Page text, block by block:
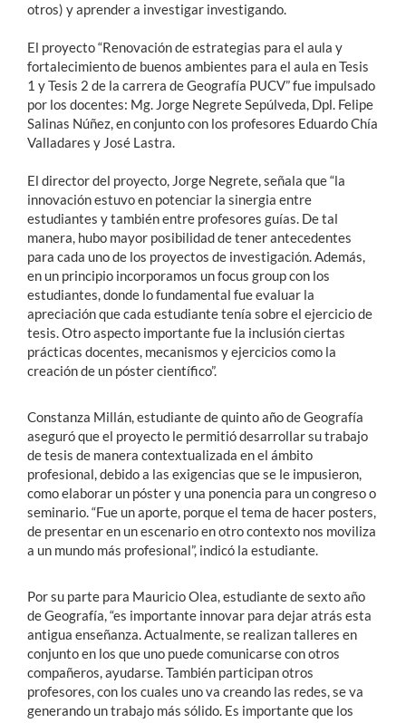
otros) y aprender a investigar investigando.
El proyecto “Renovación de estrategias para el aula y
fortalecimiento de buenos ambientes para el aula en Tesis
1 y Tesis 2 de la carrera de Geografía PUCV” fue impulsado
por los docentes: Mg. Jorge Negrete Sepúlveda, Dpl. Felipe
Salinas Núñez, en conjunto con los profesores Eduardo Chía
Valladares y José Lastra.
El director del proyecto, Jorge Negrete, señala que “la
innovación estuvo en potenciar la sinergia entre
estudiantes y también entre profesores guías. De tal
manera, hubo mayor posibilidad de tener antecedentes
para cada uno de los proyectos de investigación. Además,
en un principio incorporamos un focus group con los
estudiantes, donde lo fundamental fue evaluar la
apreciación que cada estudiante tenía sobre el ejercicio de
tesis. Otro aspecto importante fue la inclusión ciertas
prácticas docentes, mecanismos y ejercicios como la
creación de un póster científico”.
Constanza Millán, estudiante de quinto año de Geografía
aseguró que el proyecto le permitió desarrollar su trabajo
de tesis de manera contextualizada en el ámbito
profesional, debido a las exigencias que se le impusieron,
como elaborar un póster y una ponencia para un congreso o
seminario. “Fue un aporte, porque el tema de hacer posters,
de presentar en un escenario en otro contexto nos moviliza
a un mundo más profesional”, indicó la estudiante.
Por su parte para Mauricio Olea, estudiante de sexto año
de Geografía, “es importante innovar para dejar atrás esta
antigua enseñanza. Actualmente, se realizan talleres en
conjunto en los que uno puede comunicarse con otros
compañeros, ayudarse. También participan otros
profesores, con los cuales uno va creando las redes, se va
generando un trabajo más sólido. Es importante que los